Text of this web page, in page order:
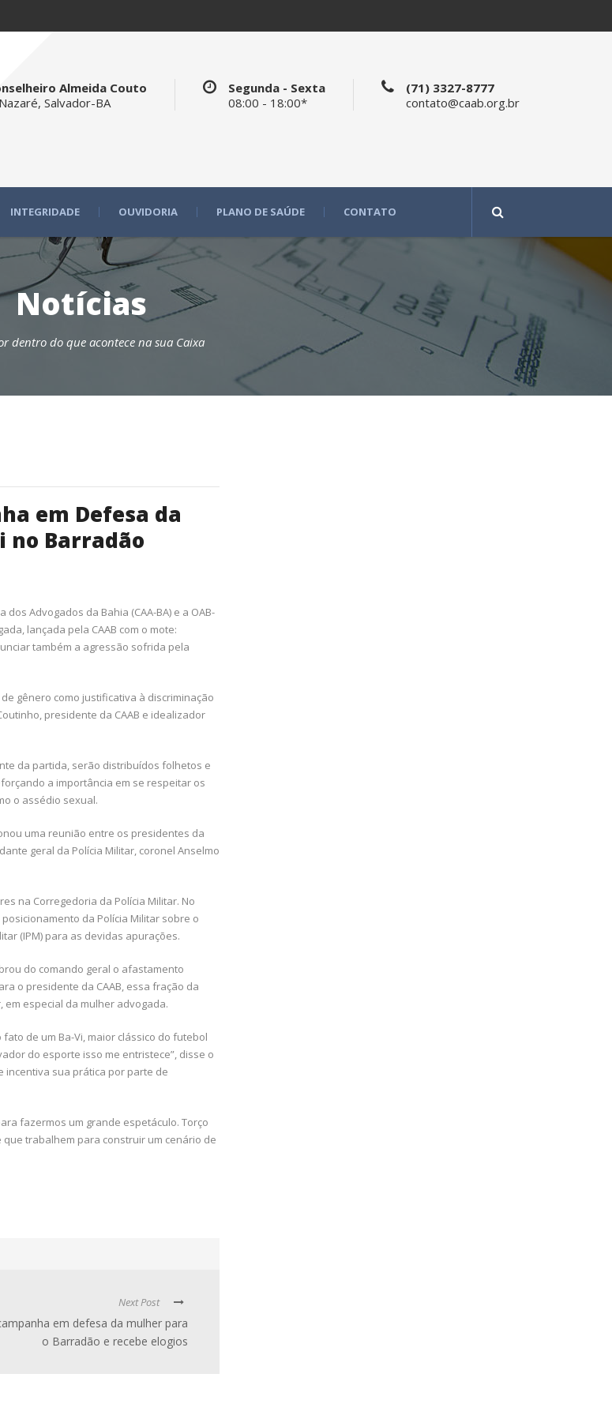
Almeida Couto
Salvador-BA
Segunda - Sexta
08:00 - 18:00*
(71) 3327-8777
contato@caab.org.br
INTEGRIDADE OUVIDORIA PLANO DE SAÚDE CONTATO
Notícias
dentro do que acontece na sua Caixa
em Defesa da
no Barradão
Advogados da Bahia (CAA-BA) e a OAB-
lançada pela CAAB com o mote:
também a agressão sofrida pela
gênero como justificativa à discriminação
presidente da CAAB e idealizador
da partida, serão distribuídos folhetos e
a importância em se respeitar os
o assédio sexual.
uma reunião entre os presidentes da
geral da Polícia Militar, coronel Anselmo
na Corregedoria da Polícia Militar. No
da Polícia Militar sobre o
(IPM) para as devidas apurações.
do comando geral o afastamento
o presidente da CAAB, essa fração da
especial da mulher advogada.
fato de um Ba-Vi, maior clássico do futebol
do esporte isso me entristece”, disse o
incentiva sua prática por parte de
fazermos um grande espetáculo. Torço
trabalhem para construir um cenário de
Next Post
em defesa da mulher para
o Barradão e recebe elogios